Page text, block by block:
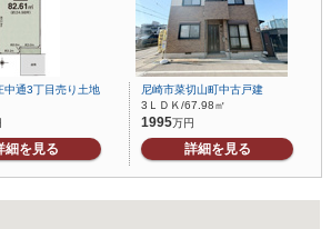
中通3丁目売り土地
細を見る
尼崎市菜切山町中古戸建
3ＬＤＫ/67.98㎡
1995万円
詳細を見る